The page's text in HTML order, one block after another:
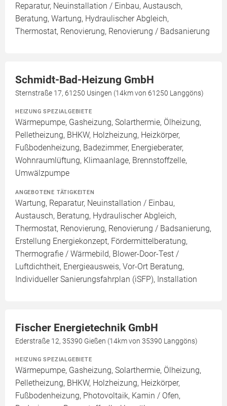
Reparatur, Neuinstallation / Einbau, Austausch,
Beratung, Wartung, Hydraulischer Abgleich,
Thermostat, Renovierung, Renovierung / Badsanierung
Schmidt-Bad-Heizung GmbH
Sternstraße 17, 61250 Usingen (14km von 61250 Langgöns)
HEIZUNG SPEZIALGEBIETE
Wärmepumpe, Gasheizung, Solarthermie, Ölheizung,
Pelletheizung, BHKW, Holzheizung, Heizkörper,
Fußbodenheizung, Badezimmer, Energieberater,
Wohnraumlüftung, Klimaanlage, Brennstoffzelle,
Umwälzpumpe
ANGEBOTENE TÄTIGKEITEN
Wartung, Reparatur, Neuinstallation / Einbau,
Austausch, Beratung, Hydraulischer Abgleich,
Thermostat, Renovierung, Renovierung / Badsanierung,
Erstellung Energiekonzept, Fördermittelberatung,
Thermografie / Wärmebild, Blower-Door-Test /
Luftdichtheit, Energieausweis, Vor-Ort Beratung,
Individueller Sanierungsfahrplan (iSFP), Installation
Fischer Energietechnik GmbH
Ederstraße 12, 35390 Gießen (14km von 35390 Langgöns)
HEIZUNG SPEZIALGEBIETE
Wärmepumpe, Gasheizung, Solarthermie, Ölheizung,
Pelletheizung, BHKW, Holzheizung, Heizkörper,
Fußbodenheizung, Photovoltaik, Kamin / Ofen,